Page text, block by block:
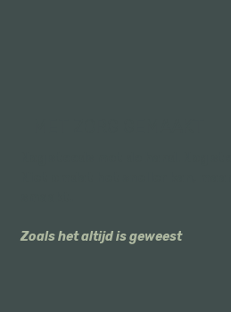
Zoals het altijd is geweest